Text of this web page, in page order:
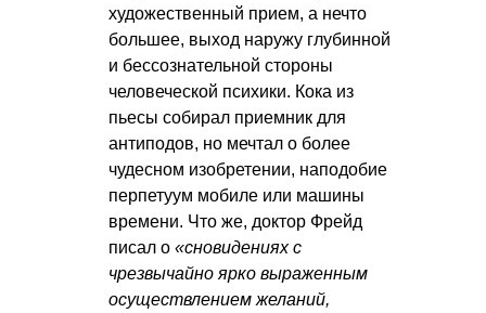
художественный прием, а нечто
большее, выход наружу глубинной
и бессознательной стороны
человеческой психики. Кока из
пьесы собирал приемник для
антиподов, но мечтал о более
чудесном изобретении, наподобие
перпетуум мобиле или машины
времени. Что же, доктор Фрейд
писал о «сновидениях с
чрезвычайно ярко выраженным
осуществлением желаний,